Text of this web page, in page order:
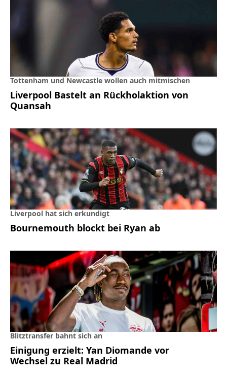
Tottenham und Newcastle wollen auch mitmischen
Liverpool Bastelt an Rückholaktion von
Quansah
Liverpool hat sich erkundigt
Bournemouth blockt bei Ryan ab
Blitztransfer bahnt sich an
Einigung erzielt: Yan Diomande vor
Wechsel zu Real Madrid